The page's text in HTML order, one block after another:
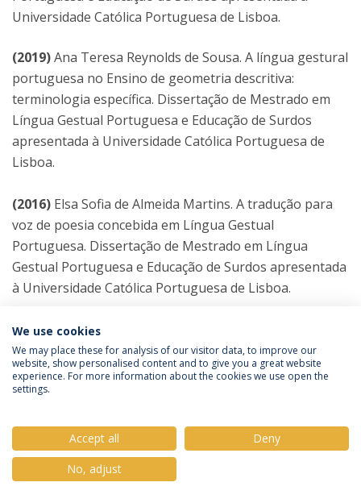
Universidade Católica Portuguesa de Lisboa.
(2019)Ana Teresa Reynolds de Sousa. A língua gestural
portuguesa no Ensino de geometria descritiva:
terminologia específica. Dissertação de Mestrado em
Língua Gestual Portuguesa e Educação de Surdos
apresentada à Universidade Católica Portuguesa de
Lisboa.
(2016) Elsa Sofia de Almeida Martins. A tradução para
voz de poesia concebida em Língua Gestual
Portuguesa. Dissertação de Mestrado em Língua
Gestual Portuguesa e Educação de Surdos apresentada
à Universidade Católica Portuguesa de Lisboa.
(2015) Vera Lopes Rosa de Oliveira. Capacidade de
nomeação táctil de crianças com 4 e 5 anos de idade
nascidas pré-termo. Dissertação Mestrado em
Linguística Clínica apresentada à Universidade Católica
(2015)Joana Simões Lopes. Estudo da compreensão
oral semântica de alunos de Português - Língua não-
We use cookies
We may place these for analysis of our visitor data, to improve our
website, show personalised content and to give you a great website
experience. For more information about the cookies we use open the
settings.
Accept all
Deny
No, adjust